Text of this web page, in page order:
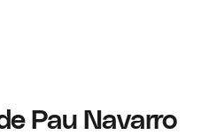
Pau Navarro